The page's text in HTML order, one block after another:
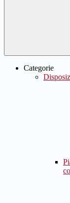
Categorie